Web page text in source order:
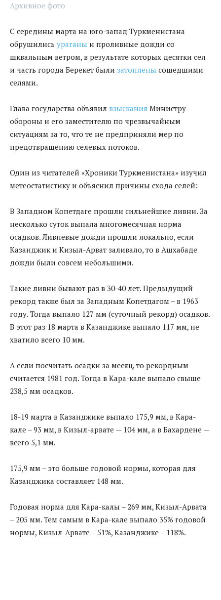
Архивное фото
С середины марта на юго-запад Туркменистана
обрушились ураганы и проливные дожди со
шквальным ветром, в результате которых десятки сел
и часть города Берекет были затоплены сошедшими
селями.
Глава государства объявил взыскания Министру
обороны и его заместителю по чрезвычайным
ситуациям за то, что те не предприняли мер по
предотвращению селевых потоков.
Один из читателей «Хроники Туркменистана» изучил
метеостатистику и объяснил причины схода селей:
В Западном Копетдаге прошли сильнейшие ливни. За
несколько суток выпала многомесячная норма
осадков. Ливневые дожди прошли локально, если
Казанджик и Кизыл-Арват заливало, то в Ашхабаде
дожди были совсем небольшими.
Такие ливни бывают раз в 30-40 лет. Предыдущий
рекорд также был за Западным Копетдагом – в 1963
году. Тогда выпало 127 мм (суточный рекорд) осадков.
В этот раз 18 марта в Казанджике выпало 117 мм, не
хватило всего 10 мм.
А если посчитать осадки за месяц, то рекордным
считается 1981 год. Тогда в Кара-кале выпало свыше
238,5 мм осадков.
18-19 марта в Казанджике выпало 175,9 мм, в Кара-
кале – 93 мм, в Кизыл-арвате — 104 мм, а в Бахардене —
всего 5,1 мм.
175,9 мм – это больше годовой нормы, которая для
Казанджика составляет 148 мм.
Годовая норма для Кара-калы – 269 мм, Кизыл-Арвата
– 205 мм. Тем самым в Кара-кале выпало 35% годовой
нормы, Кизыл-Арвате – 51%, Казанджике – 118%.